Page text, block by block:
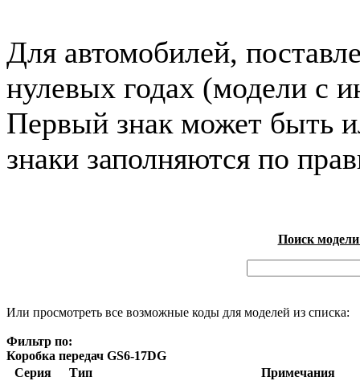
Для автомобилей,
нулевых годах (модели с
Первый знак может быть
знаки заполняются по
Поиск
Или просмотреть все возможные коды для моделей из списка:
Фильтр по:
Коробка передач GS6-17DG
Серия
Тип Примечания